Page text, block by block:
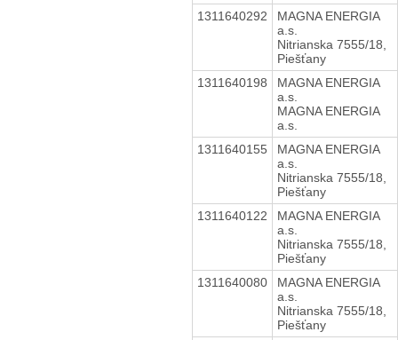
1311640292
MAGNA ENERGIA
a.s.
Nitrianska 7555/18,
Piešťany
1311640198
MAGNA ENERGIA
a.s.
MAGNA ENERGIA
a.s.
1311640155
MAGNA ENERGIA
a.s.
Nitrianska 7555/18,
Piešťany
1311640122
MAGNA ENERGIA
a.s.
Nitrianska 7555/18,
Piešťany
1311640080
MAGNA ENERGIA
a.s.
Nitrianska 7555/18,
Piešťany